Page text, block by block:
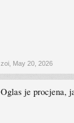
zoi May 20, 2026
Oglas je procjena,